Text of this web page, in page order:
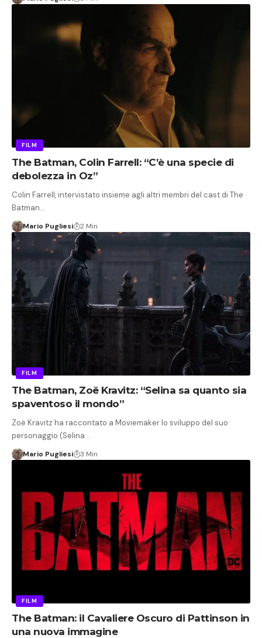
FILM
The Batman, Colin Farrell: “C’è una specie di
debolezza in Oz”
Colin Farrell, intervistato insieme agli altri membri del cast di The
Batman…
Mario Pugliesi 2 Min
FILM
The Batman, Zoë Kravitz: “Selina sa quanto sia
spaventoso il mondo”
Zoë Kravitz ha raccontato a Moviemaker lo sviluppo del suo
personaggio (Selina…
Mario Pugliesi 3 Min
FILM
The Batman: il Cavaliere Oscuro di Pattinson in
una nuova immagine